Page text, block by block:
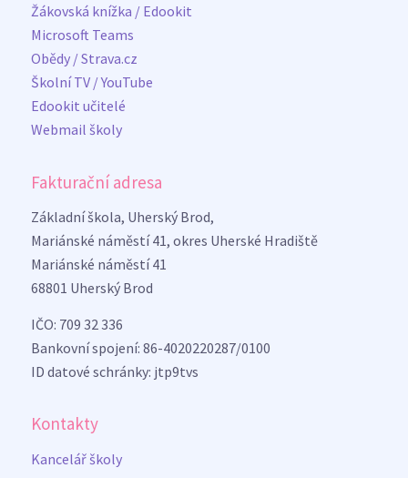
Žákovská knížka / Edookit
Microsoft Teams
Obědy / Strava.cz
Školní TV / YouTube
Edookit učitelé
Webmail školy
Fakturační adresa
Základní škola, Uherský Brod,
Mariánské náměstí 41, okres Uherské Hradiště
Mariánské náměstí 41
68801 Uherský Brod
IČO: 709 32 336
Bankovní spojení: 86-4020220287/0100
ID datové schránky: jtp9tvs
Kontakty
Kancelář školy